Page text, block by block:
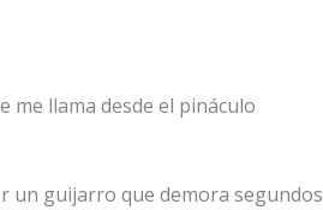
me llama desde el pináculo
un guijarro que demora segundos